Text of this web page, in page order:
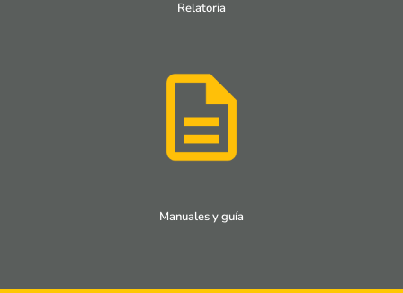
Relatoria
Manuales y guía